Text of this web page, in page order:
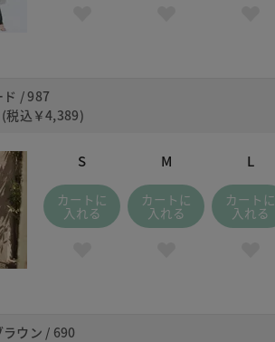
ド / 987
(税込 ￥4,389)
S
カートに
入れる
M
カートに
入れる
L
カートに
入れる
ウン / 690